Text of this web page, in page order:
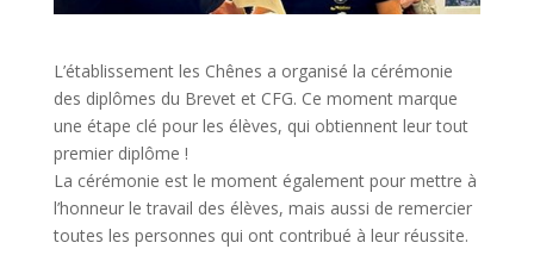
L’établissement les Chênes a organisé la cérémonie
des diplômes du Brevet et CFG. Ce moment marque
une étape clé pour les élèves, qui obtiennent leur tout
premier diplôme !
La cérémonie est le moment également pour mettre à
l’honneur le travail des élèves, mais aussi de remercier
toutes les personnes qui ont contribué à leur réussite.